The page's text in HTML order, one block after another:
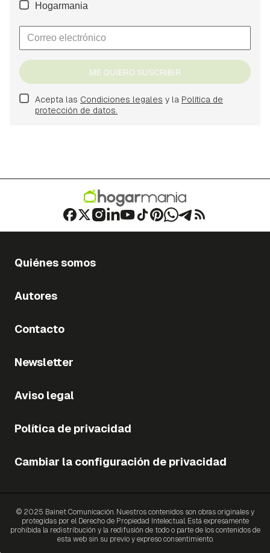
Hogarmania
ME QUIERO SUSCRIBIR
Acepta las Condiciones legales y la Política de
protección de datos.
Quiénes somos
Autores
Contacto
Newsletter
Aviso legal
Política de privacidad
Cambiar la configuración de privacidad
© 2025 Bainet Comunicación. Nuestros contenidos son obras originales y
protegidas por el Derecho de Propiedad Intelectual. Está expresamente
prohibida la redistribución y la redifusión de todo o parte de los contenidos de
esta web sin su previo y expreso consentimiento.